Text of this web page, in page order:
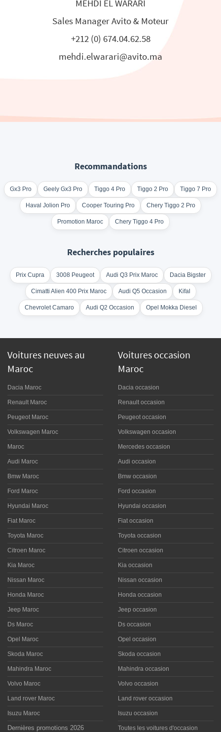
MEHDI EL WARARI
Sales Manager Avito & Moteur
+212 (0) 674.04.62.58
mehdi.elwarari@avito.ma
Recommandations
Gx3 Pro Geely Gx3 Pro Tiggo 4 Pro Tiggo 2 Pro Tiggo 7 Pro
Haval Jolion Pro Cooper Touring Pro Chery Tiggo 2 Pro
Promotion Maroc Chery Tiggo 4 Pro
Recherches populaires
Prix Cupra 3008 Peugeot Audi Q3 Prix Maroc Dacia Bigster
Cimatti Alien 400 Prix Maroc Audi Q5 Occasion Kifal
Chevrolet Camaro Audi Q2 Occasion Opel Mokka Diesel
Voitures neuves au
Maroc
Dacia Maroc
Renault Maroc
Peugeot Maroc
Volkswagen Maroc
Maroc
Audi Maroc
Bmw Maroc
Ford Maroc
Hyundai Maroc
Fiat Maroc
Toyota Maroc
Citroen Maroc
Kia Maroc
Nissan Maroc
Honda Maroc
Jeep Maroc
Ds Maroc
Opel Maroc
Skoda Maroc
Mahindra Maroc
Volvo Maroc
Land rover Maroc
Isuzu Maroc
Dernières promotions 2026
Voitures occasion
Maroc
Dacia occasion
Renault occasion
Peugeot occasion
Volkswagen occasion
Mercedes occasion
Audi occasion
Bmw occasion
Ford occasion
Hyundai occasion
Fiat occasion
Toyota occasion
Citroen occasion
Kia occasion
Nissan occasion
Honda occasion
Jeep occasion
Ds occasion
Opel occasion
Skoda occasion
Mahindra occasion
Volvo occasion
Land rover occasion
Isuzu occasion
Toutes les voitures d'occasion